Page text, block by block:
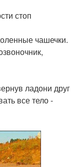
стоп
чашечки.
ладони друг
все тело -